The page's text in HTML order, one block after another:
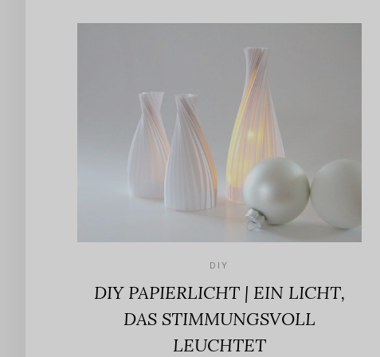
DIY
DIY PAPIERLICHT | EIN LICHT,
DAS STIMMUNGSVOLL
LEUCHTET